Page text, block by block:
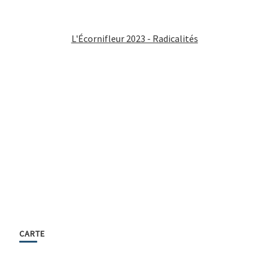
L'Écornifleur 2023 - Radicalités
CARTE